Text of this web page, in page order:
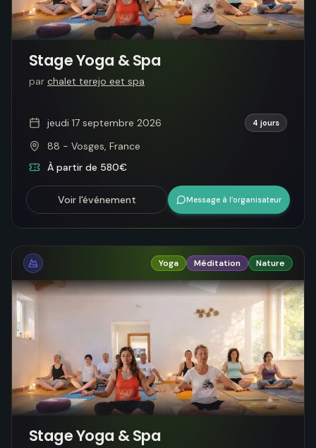
Stage Yoga & Spa
par chalet terejo eet spa
jeudi 17 septembre 2026 4 jours
88 - Vosges, France
À partir de 580€
Voir l'événement Message à l’organisateur
Yoga Méditation Nature
Stage Yoga & Spa